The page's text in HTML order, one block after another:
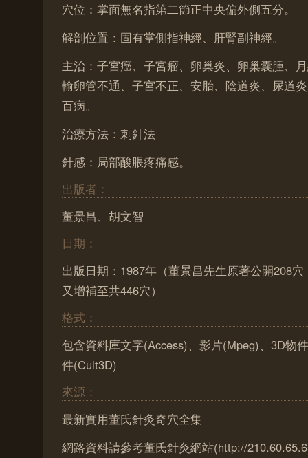
穴位：掌面無名指第二節正中央偏外側五分。
解剖位置：固有掌側指神經、肝腎副神經。
主治：子宮癌、子宮瘤、卵巢炎、卵巢囊腫、
輸卵管不通、子宮不正、安胎、陰道炎、尿道
百病。
治療方法：刺針法
針感：局部酸脹疼痛感。
出版者：
董景昌、胡文智
日期：
出版日期：1987年（董景昌先生原著公開208
又增補至共446穴）
格式：
包含資料庫文字(Access)、影片(Mpeg)、3D物
件(Cult3D)
來源：
最新實用董氏針灸奇穴全集
網路資料請參考董氏針灸網站(http://